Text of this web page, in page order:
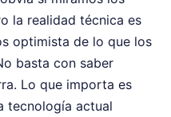
la realidad técnica es
optimista de lo que los
basta con saber
Lo que importa es
tecnología actual